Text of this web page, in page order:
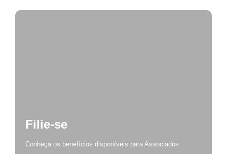
Filie-se
Conheça os benefícios disponíveis para Associados